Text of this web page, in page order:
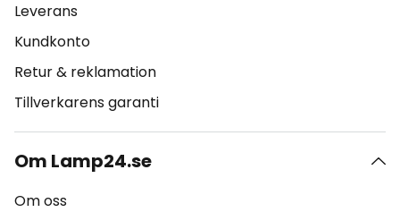
Leverans
Kundkonto
Retur & reklamation
Tillverkarens garanti
Om Lamp24.se
Om oss